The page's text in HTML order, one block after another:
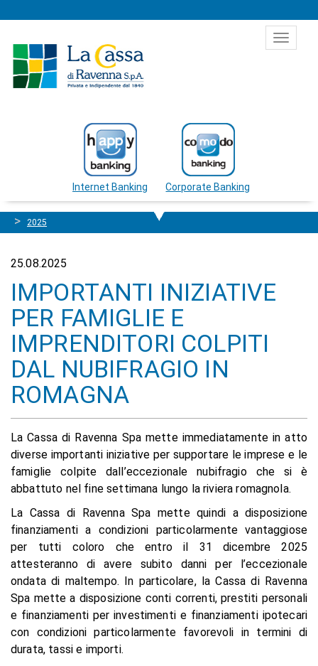
Toggle
Internet Banking Corporate Banking
2025
25.08.2025
IMPORTANTI INIZIATIVE
PER FAMIGLIE E
IMPRENDITORI COLPITI
DAL NUBIFRAGIO IN
ROMAGNA
La Cassa di Ravenna Spa mette immediatamente in atto
diverse importanti iniziative per supportare le imprese e le
famiglie colpite dall’eccezionale nubifragio che si è
abbattuto nel fine settimana lungo la riviera romagnola.
La Cassa di Ravenna Spa mette quindi a disposizione
finanziamenti a condizioni particolarmente vantaggiose
per tutti coloro che entro il 31 dicembre 2025
attesteranno di avere subito danni per l’eccezionale
ondata di maltempo. In particolare, la Cassa di Ravenna
Spa mette a disposizione conti correnti, prestiti personali
e finanziamenti per investimenti e finanziamenti ipotecari
con condizioni particolarmente favorevoli in termini di
durata, tassi e importi.